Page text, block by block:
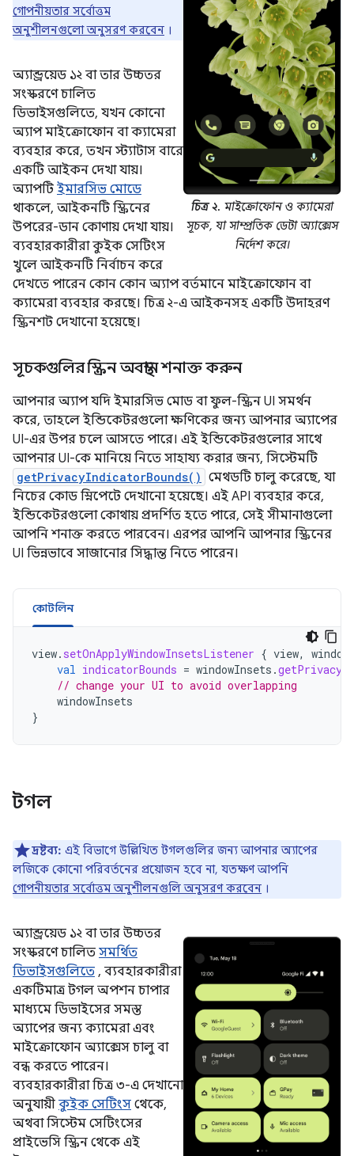
চিত্র ২. মাইক্রোফোন ও ক্যামেরা
সূচক, যা সাম্প্রতিক ডেটা অ্যাক্সেস
নির্দেশ করে।
গোপনীয়তার সর্বোত্তম
অনুশীলনগুলো অনুসরণ করবেন ।
অ্যান্ড্রয়েড ১২ বা তার উচ্চতর
সংস্করণে চালিত
ডিভাইসগুলিতে, যখন কোনো
অ্যাপ মাইক্রোফোন বা ক্যামেরা
ব্যবহার করে, তখন স্ট্যাটাস বারে
একটি আইকন দেখা যায়।
অ্যাপটি ইমারসিভ মোডে
থাকলে, আইকনটি স্ক্রিনের
উপরের-ডান কোণায় দেখা যায়।
ব্যবহারকারীরা কুইক সেটিংস
খুলে আইকনটি নির্বাচন করে
দেখতে পারেন কোন কোন অ্যাপ বর্তমানে মাইক্রোফোন বা
ক্যামেরা ব্যবহার করছে। চিত্র ২-এ আইকনসহ একটি উদাহরণ
স্ক্রিনশট দেখানো হয়েছে।
সূচকগুলির স্ক্রিন অবস্থান শনাক্ত করুন
আপনার অ্যাপ যদি ইমারসিভ মোড বা ফুল-স্ক্রিন UI সমর্থন
করে, তাহলে ইন্ডিকেটরগুলো ক্ষণিকের জন্য আপনার অ্যাপের
UI-এর উপর চলে আসতে পারে। এই ইন্ডিকেটরগুলোর সাথে
আপনার UI-কে মানিয়ে নিতে সাহায্য করার জন্য, সিস্টেমটি
getPrivacyIndicatorBounds() মেথডটি চালু করেছে, যা
নিচের কোড স্নিপেটে দেখানো হয়েছে। এই API ব্যবহার করে,
ইন্ডিকেটরগুলো কোথায় প্রদর্শিত হতে পারে, সেই সীমানাগুলো
আপনি শনাক্ত করতে পারবেন। এরপর আপনি আপনার স্ক্রিনের
UI ভিন্নভাবে সাজানোর সিদ্ধান্ত নিতে পারেন।
কোটলিন
view. setOnApplyWindowInsetsListener { view,
val indicatorBounds = windowInsets .
// change your UI to avoid overlapping
windowInsets
}
টগল
দ্রষ্টব্য: এই বিভাগে উল্লিখিত টগলগুলির জন্য আপনার অ্যাপের
লজিকে কোনো পরিবর্তনের প্রয়োজন হবে না, যতক্ষণ আপনি
গোপনীয়তার সর্বোত্তম অনুশীলনগুলি অনুসরণ করবেন ।
অ্যান্ড্রয়েড ১২ বা তার উচ্চতর
সংস্করণে চালিত সমর্থিত
ডিভাইসগুলিতে , ব্যবহারকারীরা
একটিমাত্র টগল অপশন চাপার
মাধ্যমে ডিভাইসের সমস্ত
অ্যাপের জন্য ক্যামেরা এবং
মাইক্রোফোন অ্যাক্সেস চালু বা
বন্ধ করতে পারেন।
ব্যবহারকারীরা চিত্র ৩-এ দেখানো
অনুযায়ী কুইক সেটিংস থেকে,
অথবা সিস্টেম সেটিংসের
প্রাইভেসি স্ক্রিন থেকে এই